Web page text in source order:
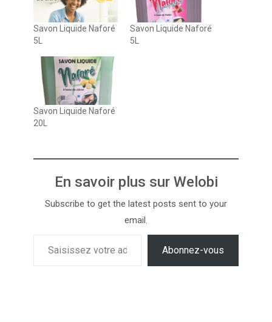
Savon Liquide Naforé
5L
Savon Liquide Naforé
5L
Savon Liquide Naforé
20L
En savoir plus sur Welobi
Subscribe to get the latest posts sent to your
email.
Abonnez-vous